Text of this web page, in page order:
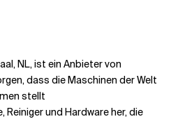
NL, ist ein Anbieter von
dass die Maschinen der Welt
stellt
und Hardware her, die